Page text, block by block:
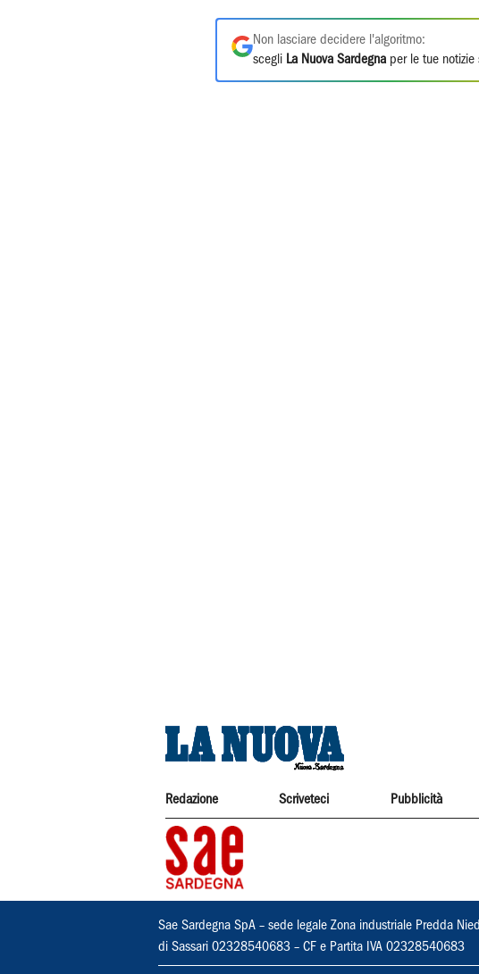
Non lasciare decidere l'algoritmo:
scegli La Nuova Sardegna per le tue notizie
Redazione Scriveteci Pubblicità
Sae Sardegna SpA – sede legale Zona industriale Predda
di Sassari 02328540683 – CF e Partita IVA 02328540683